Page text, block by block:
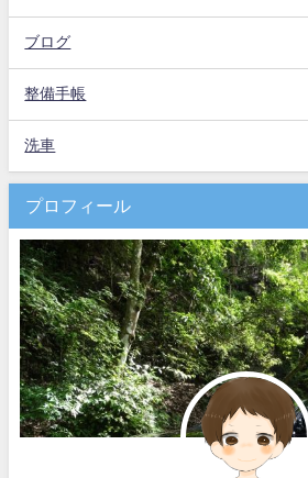
ブログ
整備手帳
洗車
プロフィール